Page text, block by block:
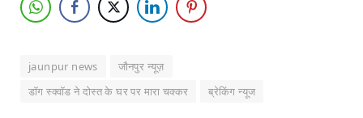
jaunpur news
जौनपुर न्यूज़
डॉग स्क्वॉड ने दोस्त के घर पर मारा चक्कर
ब्रेकिंग न्यूज